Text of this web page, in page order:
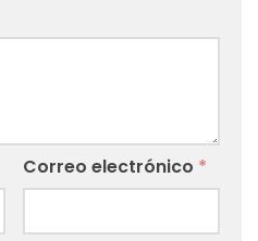
Correo electrónico *